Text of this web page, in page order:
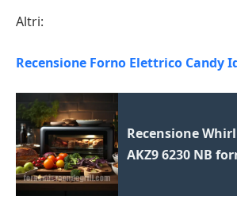
Altri:
Recensione Forno Elettrico Candy
Recensione
AKZ9 6230 NB